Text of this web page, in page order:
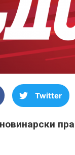
Twitter